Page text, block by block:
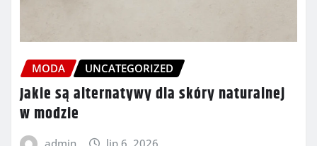
MODA UNCATEGORIZED
Jakie są alternatywy dla skóry naturalnej
w modzie
admin lip 6, 2026